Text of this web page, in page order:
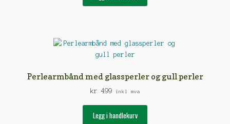
Perlearmbånd med glassperler og gull perler
kr 499 inkl mva
Legg i handlekurv